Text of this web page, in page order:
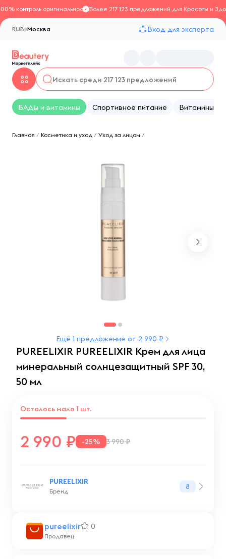
контроль оригинальностиБолее 217 123 предложений для Красоты и
Москва
RUB Вход для эксперта
БАДы и витамины Спортивное питание Витамины
Главная / Косметика и уход / Уход за лицом /
Ещё 1 предложение от 2 990 ₽
PUREELIXIR PUREELIXIR Крем для лица
минеральный солнцезащитный SPF 30,
50 мл
pureelixir 0
Продавец
2 990 -25% 3 990 ₽
Осталось мало 1 шт.
PUREELIXIR
Бренд
8